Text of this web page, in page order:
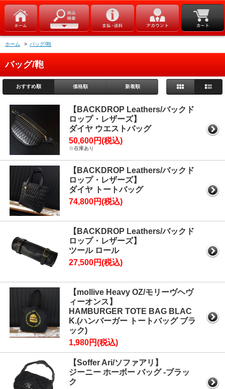
ホーム > バッグ/鞄
バッグ/鞄
おすすめ順 価格順 新着順
【BACKDROP Leathers/バックド
ロップ・レザーズ】
ダイヤ ウエストバッグ
50,600円(税込)
☆在庫あり
【BACKDROP Leathers/バックド
ロップ・レザーズ】
ダイヤ トートバッグ
74,800円(税込)
【BACKDROP Leathers/バックド
ロップ・レザーズ】
ツール ロール
27,500円(税込)
【mollive Heavy OZ/モリーヴヘヴ
ィーオンス】
HAMBURGER TOTE BAG BLAC
K.(ハンバーガー トートバッグ ブラ
ック)
1,980円(税込)
【Soffer Ari/ソファアリ】
ジーニー ホーボー バッグ -ブラッ
ク